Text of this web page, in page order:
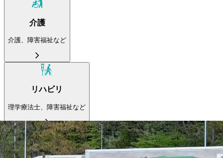
介護
介護、障害福祉など
リハビリ
理学療法士、障害福祉など
飲食